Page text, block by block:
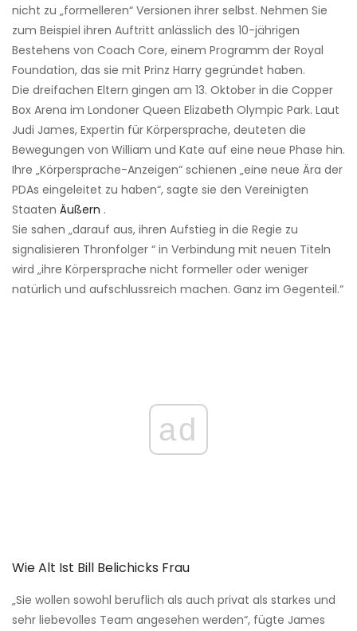
nicht zu „formelleren“ Versionen ihrer selbst. Nehmen Sie
zum Beispiel ihren Auftritt anlässlich des 10-jährigen
Bestehens von Coach Core, einem Programm der Royal
Foundation, das sie mit Prinz Harry gegründet haben.
Die dreifachen Eltern gingen am 13. Oktober in die Copper
Box Arena im Londoner Queen Elizabeth Olympic Park. Laut
Judi James, Expertin für Körpersprache, deuteten die
Bewegungen von William und Kate auf eine neue Phase hin.
Ihre „Körpersprache-Anzeigen“ schienen „eine neue Ära der
PDAs eingeleitet zu haben“, sagte sie den Vereinigten
Staaten Äußern .
Sie sahen „darauf aus, ihren Aufstieg in die Regie zu
signalisieren Thronfolger “ in Verbindung mit neuen Titeln
wird „ihre Körpersprache nicht formeller oder weniger
natürlich und aufschlussreich machen. Ganz im Gegenteil.“
ad
Wie Alt Ist Bill Belichicks Frau
„Sie wollen sowohl beruflich als auch privat als starkes und
sehr liebevolles Team angesehen werden“, fügte James